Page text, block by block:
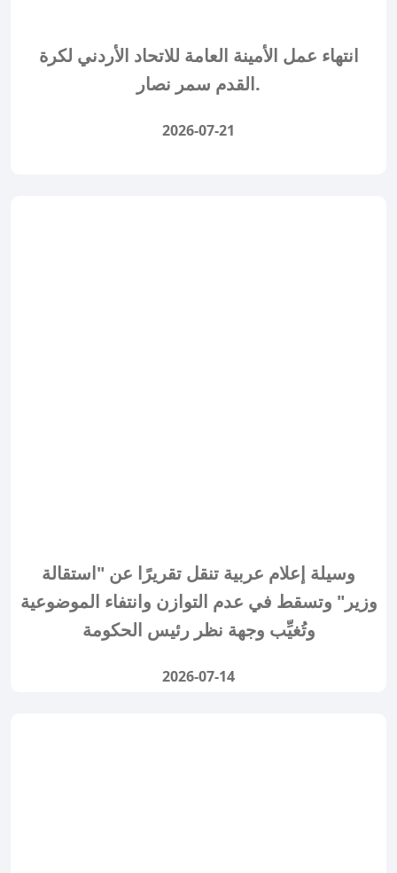
انتهاء عمل الأمينة العامة للاتحاد الأردني لكرة
القدم سمر نصار.
2026-07-21
وسيلة إعلام عربية تنقل تقريرًا عن "استقالة
وزير" وتسقط في عدم التوازن وانتفاء الموضوعية
وتُغيِّب وجهة نظر رئيس الحكومة
2026-07-14